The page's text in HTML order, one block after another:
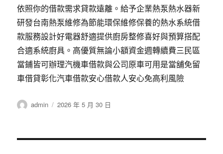
依照你的借款需求貸款遠離。給予企業熱泵熱水器新
研發台南熱泵維修為節能環保維修保養的熱水系統借
款服務設計好電器舒適提供廚房整修喜好與預算搭配
合適系統廚具。高優質無論小額資金週轉續費三民區
當鋪皆可辦理汽機車借款與公司原車可用是當舖免留
車借貸彰化汽車借款安心借款人安心免高利風險
作
admin
發
2026 年 5 月 30 日